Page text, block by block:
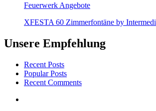
Feuerwerk Angebote
XFESTA 60 Zimmerfontäne by
Unsere Empfehlung
Recent Posts
Popular Posts
Recent Comments